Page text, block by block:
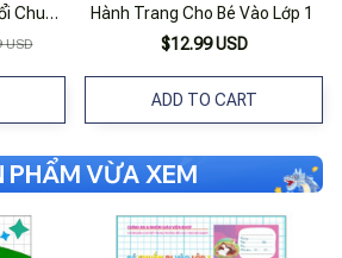
Chuẩn
1)
USD
Hành Trang Cho Bé Vào Lớp 1
$12.99 USD
ADD TO CART
PHẨM VỪA XEM